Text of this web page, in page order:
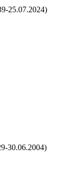
25.07.2024)
30.06.2004)